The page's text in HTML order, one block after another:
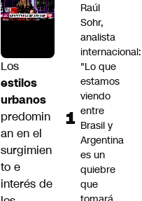
Los
estilos
urbanos
predomin
an en el
surgimien
to e
interés de
Raúl
Sohr,
analista
internacional:
"Lo que
estamos
viendo
entre
Brasil y
Argentina
es un
quiebre
que